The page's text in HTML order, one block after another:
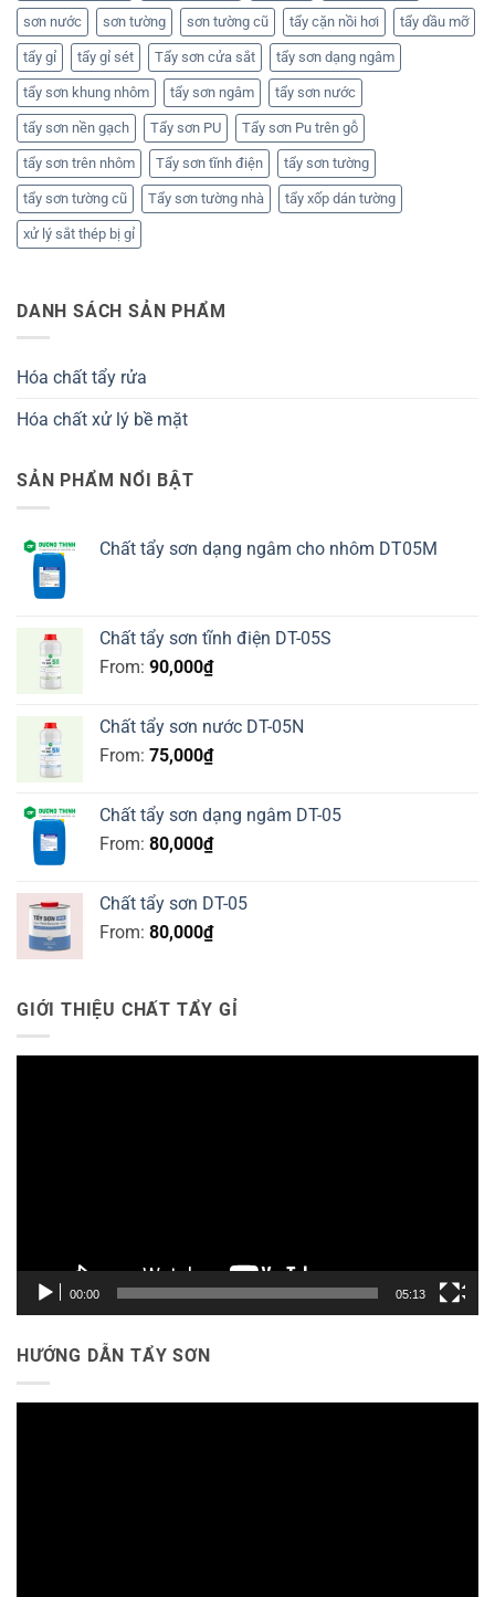
sơn nước sơn tường sơn tường cũ tẩy cặn nồi hơi tẩy dầu mỡ
tẩy gỉ tẩy gỉ sét Tẩy sơn cửa sắt tẩy sơn dạng ngâm
tẩy sơn khung nhôm tẩy sơn ngâm tẩy sơn nước
tẩy sơn nền gạch Tẩy sơn PU Tẩy sơn Pu trên gỗ
tẩy sơn trên nhôm Tẩy sơn tĩnh điện tẩy sơn tường
tẩy sơn tường cũ Tẩy sơn tường nhà tẩy xốp dán tường
xử lý sắt thép bị gỉ
DANH SÁCH SẢN PHẨM
Hóa chất tẩy rửa
Hóa chất xử lý bề mặt
SẢN PHẨM NỔI BẬT
Chất tẩy sơn dạng ngâm cho nhôm DT05M
Chất tẩy sơn tĩnh điện DT-05S
From: 90,000₫
Chất tẩy sơn nước DT-05N
From: 75,000₫
Chất tẩy sơn dạng ngâm DT-05
From: 80,000₫
Chất tẩy sơn DT-05
From: 80,000₫
GIỚI THIỆU CHẤT TẨY GỈ
00:00 05:13
HƯỚNG DẪN TẨY SƠN